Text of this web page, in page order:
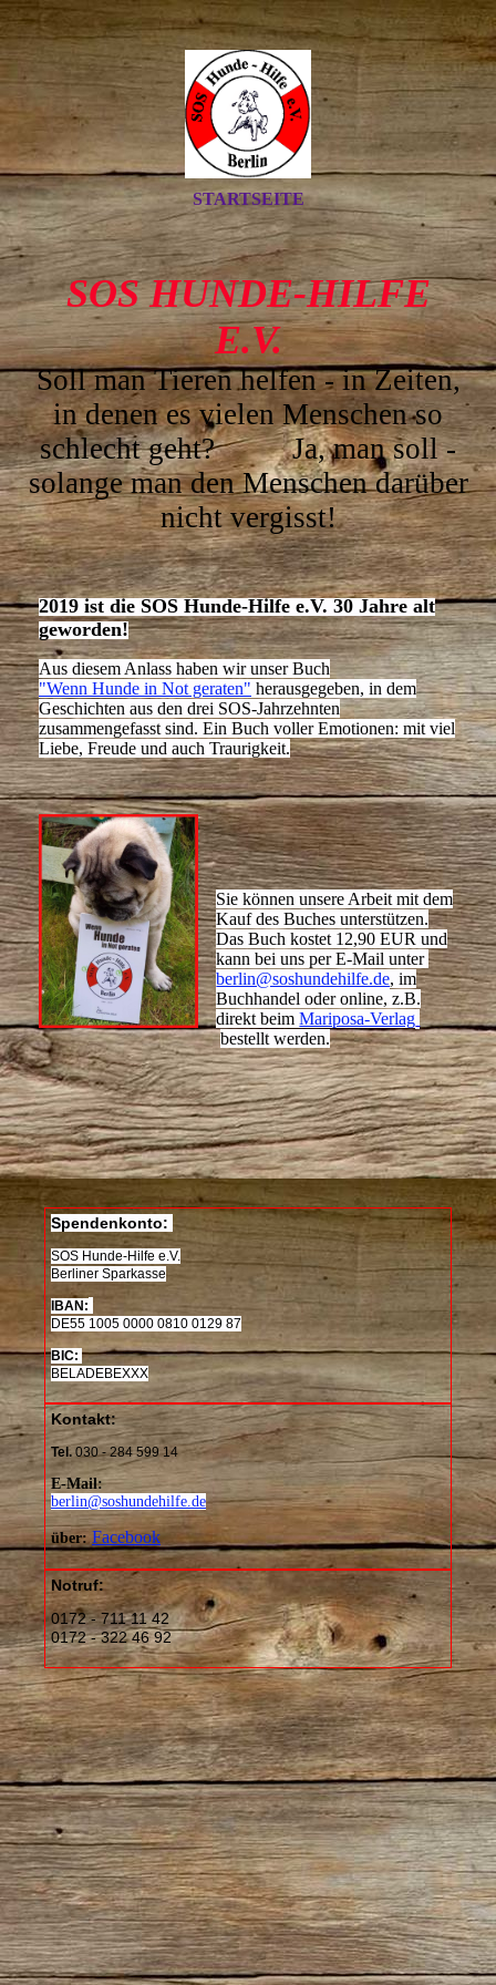
STARTSEITE
SOS HUNDE-HILFE
E.V.
Soll man Tieren helfen - in Zeiten,
in denen es vielen Menschen so
schlecht geht? Ja, man soll -
solange man den Menschen darüber
nicht vergisst!
2019 ist die SOS Hunde-Hilfe e.V. 30 Jahre alt
geworden!
Aus diesem Anlass haben wir unser Buch
"Wenn Hunde in Not geraten" herausgegeben, in dem
Geschichten aus den drei SOS-Jahrzehnten
zusammengefasst sind. Ein Buch voller Emotionen: mit viel
Liebe, Freude und auch Traurigkeit.
Sie können unsere Arbeit mit dem
Kauf des Buches unterstützen.
Das Buch kostet 12,90 EUR und
kann bei uns per E-Mail unter
berlin@soshundehilfe.de, im
Buchhandel oder online, z.B.
direkt beimMariposa-Verlag
bestellt werden.
Spendenkonto:
SOS Hunde-Hilfe e.V.
Berliner Sparkasse
IBAN:
DE55 1005 0000 0810 0129 87
BIC:
BELADEBEXXX
Kontakt:
Tel. 030 - 284 599 14
E-Mail:
berlin@soshundehilfe.de
über: Facebook
Notruf:
0172 - 711 11 42
0172 - 322 46 92